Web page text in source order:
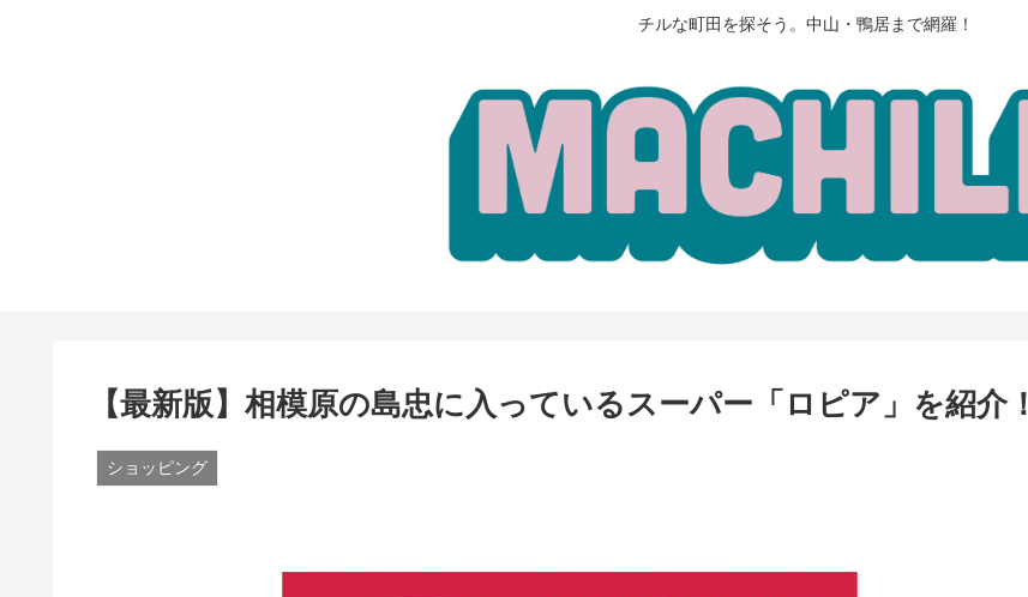
チルな町田を探そう。中山・鴨居まで網羅！
【最新版】相模原の島忠に入っているスーパー「ロピア」を紹介！
ショッピング